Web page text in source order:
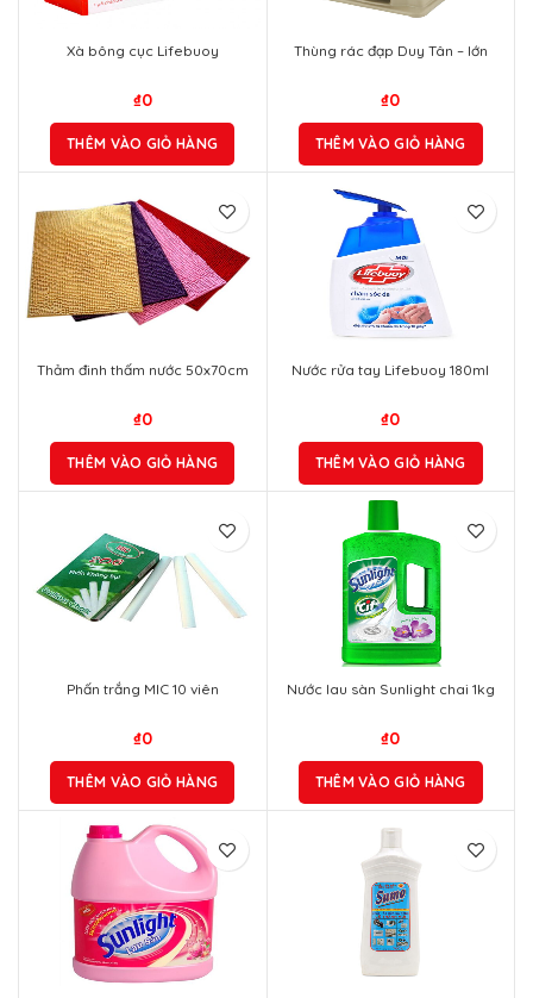
Xà bông cục Lifebuoy
₫0
THÊM VÀO GIỎ HÀNG
Thùng rác đạp Duy Tân – lớn
₫0
THÊM VÀO GIỎ HÀNG
Thảm đinh thấm nước 50x70cm
₫0
THÊM VÀO GIỎ HÀNG
Nước rửa tay Lifebuoy 180ml
₫0
THÊM VÀO GIỎ HÀNG
Phấn trắng MIC 10 viên
₫0
THÊM VÀO GIỎ HÀNG
Nước lau sàn Sunlight chai 1kg
₫0
THÊM VÀO GIỎ HÀNG